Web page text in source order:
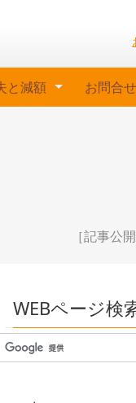
と減額 お問合せ
［記事公
WEBページ検